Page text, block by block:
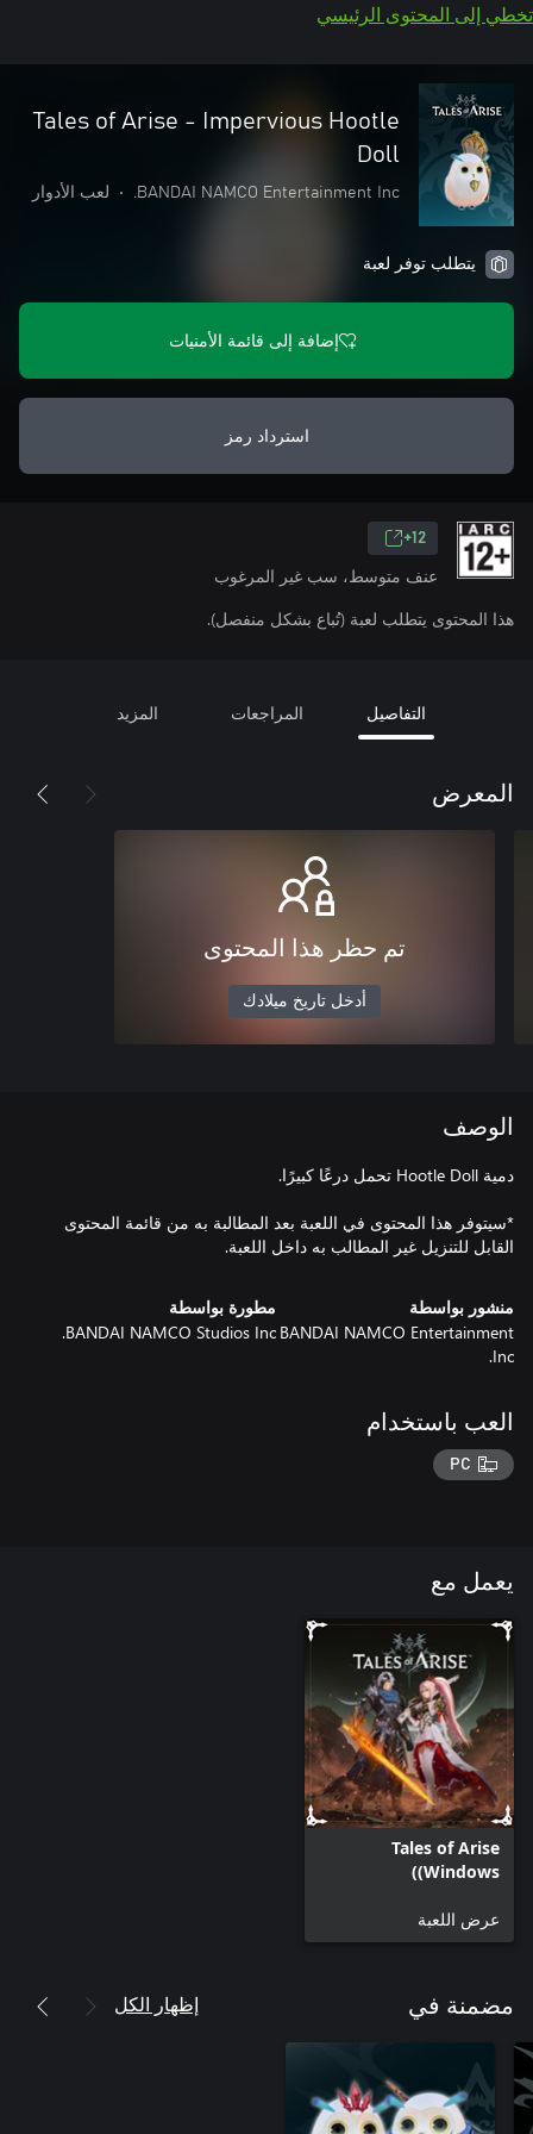
تخطي إلى المحتوى الرئيسي
Tales of Arise - Impervious Hootle
Doll
BANDAI NAMCO Entertainment Inc.
• لعب الأدوار
يتطلب توفر لعبة
إضافة إلى قائمة الأمنيات
استرداد رمز
12+
عنف متوسط، سب غير المرغوب
هذا المحتوى يتطلب لعبة (تُباع بشكل منفصل).
التفاصيل المراجعات المزيد
المعرض
تم حظر هذا المحتوى
أدخل تاريخ ميلادك
الوصف
*سيتوفر هذا المحتوى في اللعبة بعد المطالبة به من قائمة المحتوى
القابل للتنزيل غير المطالب به داخل اللعبة.
منشور بواسطة
BANDAI NAMCO Entertainment
Inc.
مطورة بواسطة
BANDAI NAMCO Studios Inc.
العب باستخدام
PC
يعمل مع
Tales of Arise
(Windows)
عرض اللعبة
مضمنة في إظهار الكل